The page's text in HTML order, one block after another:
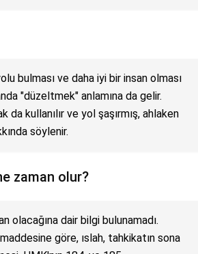
bulması ve daha iyi bir insan olması
"düzeltmek" anlamına da gelir.
da kullanılır ve yol şaşırmış, ahlaken
söylenir.
zaman olur?
olacağına dair bilgi bulunamadı.
göre, ıslah, tahkikatın sona